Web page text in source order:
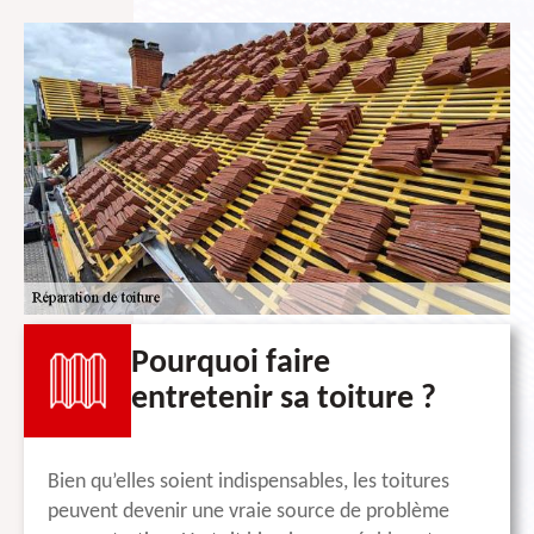
Pourquoi faire
entretenir sa toiture ?
Bien qu’elles soient indispensables, les toitures
peuvent devenir une vraie source de problème